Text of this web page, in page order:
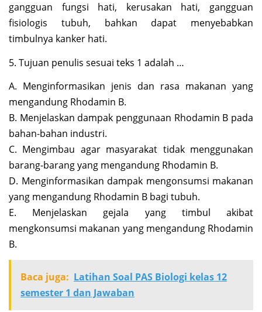
gangguan fungsi hati, kerusakan hati, gangguan
fisiologis tubuh, bahkan dapat menyebabkan
timbulnya kanker hati.
5. Tujuan penulis sesuai teks 1 adalah …
A. Menginformasikan jenis dan rasa makanan yang
mengandung Rhodamin B.
B. Menjelaskan dampak penggunaan Rhodamin B pada
bahan-bahan industri.
C. Mengimbau agar masyarakat tidak menggunakan
barang-barang yang mengandung Rhodamin B.
D. Menginformasikan dampak mengonsumsi makanan
yang mengandung Rhodamin B bagi tubuh.
E. Menjelaskan gejala yang timbul akibat
mengkonsumsi makanan yang mengandung Rhodamin
B.
Baca juga: Latihan Soal PAS Biologi kelas 12
semester 1 dan Jawaban